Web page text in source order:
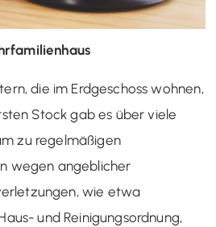
die im Erdgeschoss wohnen,
Stock gab es über viele
zu regelmäßigen
wegen angeblicher
wie etwa
und Reinigungsordnung,